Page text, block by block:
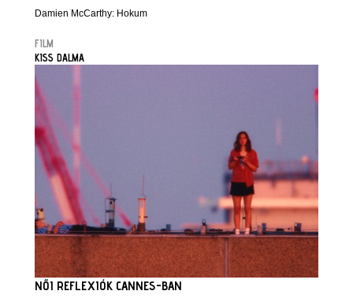
Damien McCarthy: Hokum
FILM
KISS DALMA
NŐI REFLEXIÓK CANNES-BAN